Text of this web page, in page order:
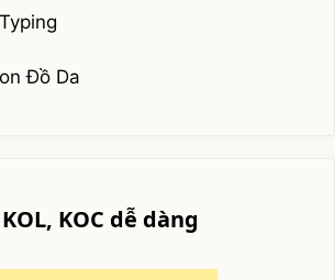
Đồ Da
KOC dễ dàng